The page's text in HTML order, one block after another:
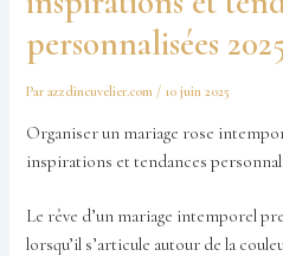
personnalisées
Parazzdincuvelier.com / 10 juin 2025
Organiser un mariage rose
inspirations et tendances
Le rêve d’un mariage intemporel
lorsqu’il s’articule autour de la